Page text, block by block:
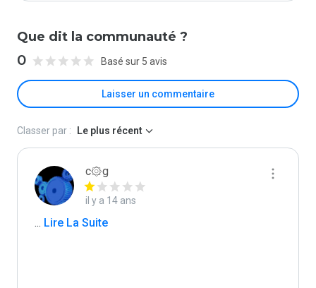
Que dit la communauté ?
0 Basé sur 5 avis
Laisser un commentaire
Classer par : Le plus récent
c۞g
il y a 14 ans
... Lire La Suite